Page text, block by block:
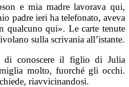
e mia madre lavorava qui,
padre ieri ha telefonato, aveva
qualcuno qui». Le carte tenute
sulla scrivania all’istante.
di conoscere il figlio di Julia
molto, fuorché gli occhi.
riavvicinandosi.